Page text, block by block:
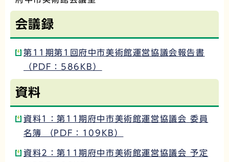
会議録
第11期第1回府中市美術館運営協議会報告書
（PDF：586KB）
資料
資料1：第11期府中市美術館運営協議会 委員
名簿 （PDF：109KB）
資料2：第11期府中市美術館運営協議会 予定